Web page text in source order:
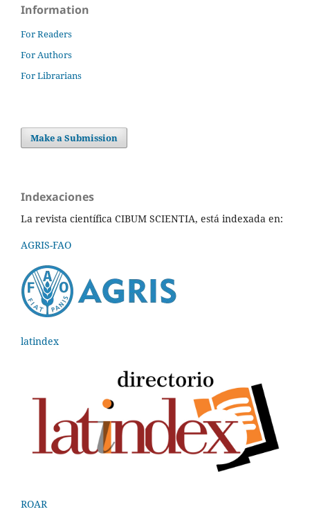
Information
For Readers
For Authors
For Librarians
Make a Submission
Indexaciones
La revista científica CIBUM SCIENTIA, está indexada en:
AGRIS-FAO
latindex
ROAR